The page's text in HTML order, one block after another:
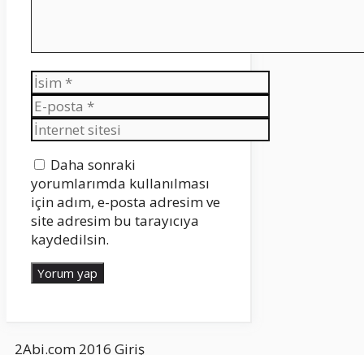
İsim
E-
posta
İnternet
sitesi
Daha sonraki
yorumlarımda kullanılması
için adım, e-posta adresim ve
site adresim bu tarayıcıya
kaydedilsin.
2Abi.com 2016 Giriş